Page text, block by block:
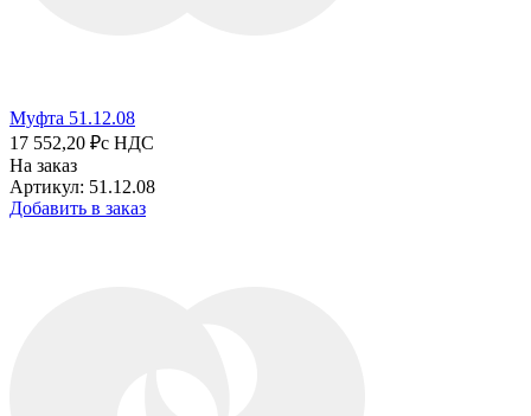
Муфта 51.12.08
17 552,20 ₽с НДС
На заказ
Артикул: 51.12.08
Добавить в заказ